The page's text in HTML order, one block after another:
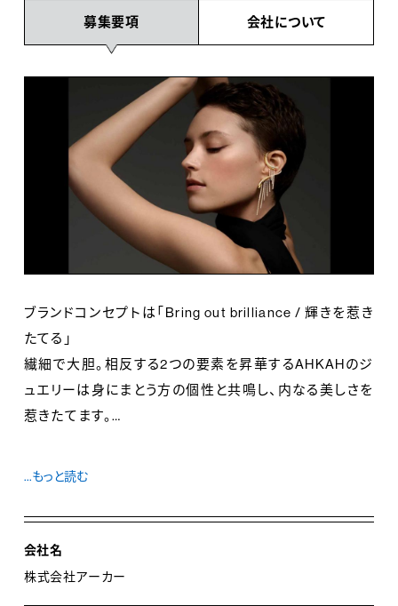
募集要項 会社について
ブランドコンセプトは「Bring out brilliance / 輝きを惹き
たてる」
繊細で大胆。相反する2つの要素を昇華するAHKAHのジ
ュエリーは身にまとう方の個性と共鳴し、内なる美しさを
惹きたてます。
AHKAHは1997年のブランド設立以来、上質な素材を用
て、国内で確固たる地位を築いてきました。
2018年に株式会社TASAKIのグループに入り、経営体制
を刷新。グローバル展開をはじめ、様々なチャレンジを続
...もっと読む
会社名
株式会社アーカー